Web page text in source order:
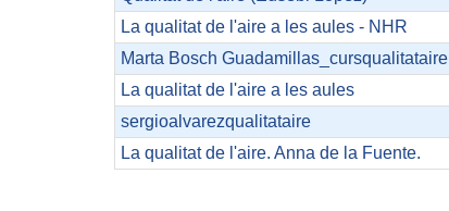
La qualitat de l'aire a les aules - NHR
Marta Bosch Guadamillas_cursqualitataire
La qualitat de l'aire a les aules
sergioalvarezqualitataire
La qualitat de l'aire. Anna de la Fuente.